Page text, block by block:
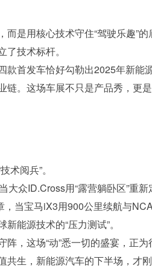
是用核心技术守住“驾驶乐趣”的
技术标杆。
首发车恰好勾勒出2025年新能
。这场车展不只是产品秀，更
阅兵”。
大众ID.Cross用“露营躺卧区”重
当宝马iX3用900公里续航与
能源技术的“压力测试”。
，这场“动”悉一切的盛宴，正
生，新能源汽车的下半场，才刚